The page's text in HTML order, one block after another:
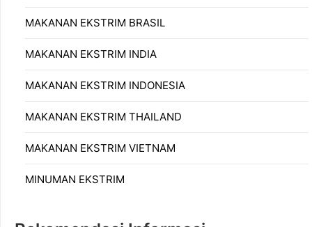
MAKANAN EKSTRIM BRASIL
MAKANAN EKSTRIM INDIA
MAKANAN EKSTRIM INDONESIA
MAKANAN EKSTRIM THAILAND
MAKANAN EKSTRIM VIETNAM
MINUMAN EKSTRIM